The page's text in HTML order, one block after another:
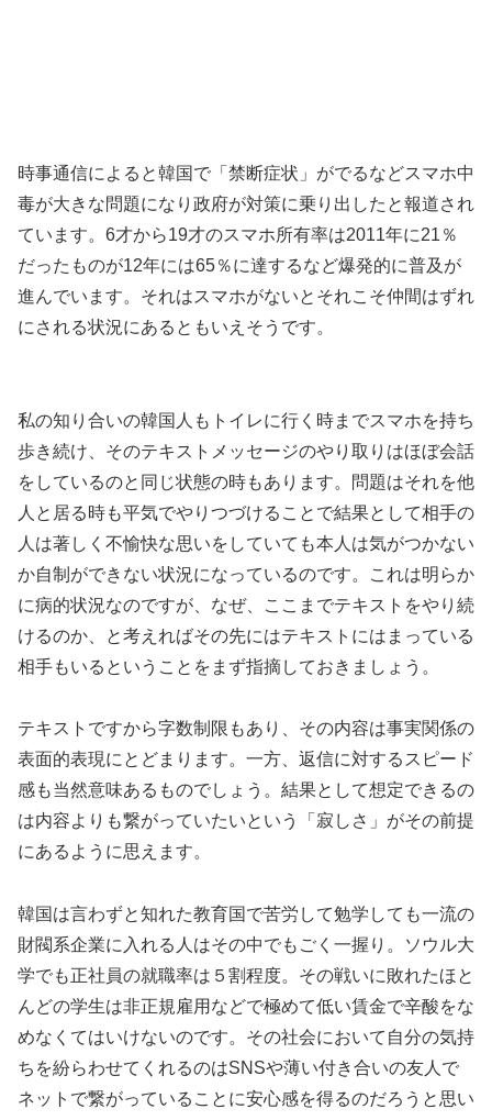
時事通信によると韓国で「禁断症状」がでるなどスマホ中
毒が大きな問題になり政府が対策に乗り出したと報道され
ています。6才から19才のスマホ所有率は2011年に21％
だったものが12年には65％に達するなど爆発的に普及が
進んでいます。それはスマホがないとそれこそ仲間はずれ
にされる状況にあるともいえそうです。
私の知り合いの韓国人もトイレに行く時までスマホを持ち
歩き続け、そのテキストメッセージのやり取りはほぼ会話
をしているのと同じ状態の時もあります。問題はそれを他
人と居る時も平気でやりつづけることで結果として相手の
人は著しく不愉快な思いをしていても本人は気がつかない
か自制ができない状況になっているのです。これは明らか
に病的状況なのですが、なぜ、ここまでテキストをやり続
けるのか、と考えればその先にはテキストにはまっている
相手もいるということをまず指摘しておきましょう。
テキストですから字数制限もあり、その内容は事実関係の
表面的表現にとどまります。一方、返信に対するスピード
感も当然意味あるものでしょう。結果として想定できるの
は内容よりも繋がっていたいという「寂しさ」がその前提
にあるように思えます。
韓国は言わずと知れた教育国で苦労して勉学しても一流の
財閥系企業に入れる人はその中でもごく一握り。ソウル大
学でも正社員の就職率は５割程度。その戦いに敗れたほと
んどの学生は非正規雇用などで極めて低い賃金で辛酸をな
めなくてはいけないのです。その社会において自分の気持
ちを紛らわせてくれるのはSNSや薄い付き合いの友人で
ネットで繋がっていることに安心感を得るのだろうと思い